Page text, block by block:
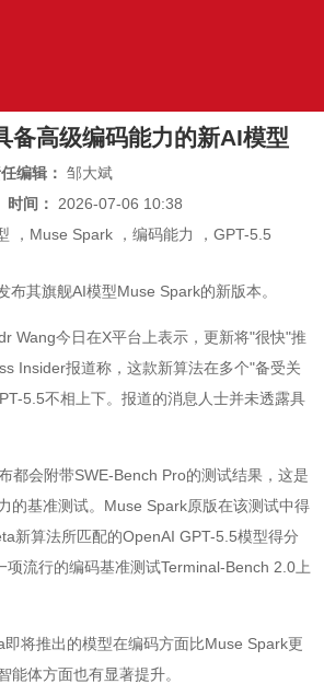
备高级编码能力的新AI模型
编辑： 邹大斌
时间： 2026-07-06 10:38
， Muse Spark ， 编码能力 ， GPT-5.5
布其旗舰AI模型Muse Spark的新版本。
Wang今日在X平台上表示，更新将"很快"推
Insider报道称，这款新算法在多个"备受关
5.5不相上下。报道的消息人士并未透露具
都会附带SWE-Bench Pro的测试结果，这是
的基准测试。Muse Spark原版在该测试中得
新算法所匹配的OpenAI GPT-5.5模型得分
项流行的编码基准测试Terminal-Bench 2.0上
将推出的模型在编码方面比Muse Spark更
能体方面也有显著提升。